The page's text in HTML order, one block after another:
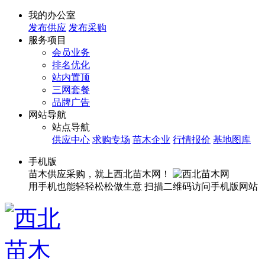
我的办公室
发布供应 发布采购
服务项目
会员业务
排名优化
站内置顶
三网套餐
品牌广告
网站导航
站点导航
供应中心 求购专场 苗木企业 行情报价 基地图库
手机版
苗木供应采购，就上西北苗木网！
用手机也能轻轻松松做生意 扫描二维码访问手机版网站